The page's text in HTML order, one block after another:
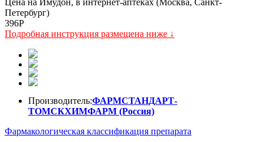
Петербург)
396P
Подробная инструкция размещена ниже ↓
Производитель:ФАРМСТАНДАРТ-
ТОМСКХИМФАРМ (Россия)
Фармакологическая классификация препарата